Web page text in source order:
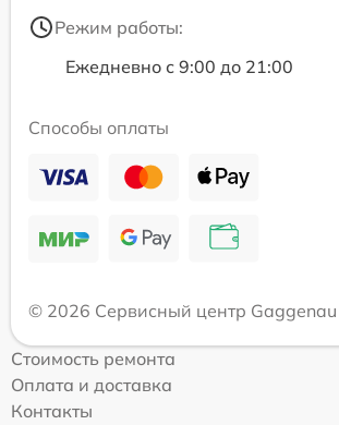
Режим работы:
Ежедневно с 9:00 до 21:00
Способы оплаты
© 2026 Сервисный центр Gaggenau
Стоимость ремонта
Оплата и доставка
Контакты